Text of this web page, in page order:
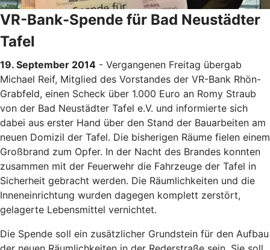
VR-Bank-Spende für Bad Neustädter
Tafel
19. September 2014 - Vergangenen Freitag übergab
Michael Reif, Mitglied des Vorstandes der VR-Bank Rhön-
Grabfeld, einen Scheck über 1.000 Euro an Romy Straub
von der Bad Neustädter Tafel e.V. und informierte sich
dabei aus erster Hand über den Stand der Bauarbeiten am
neuen Domizil der Tafel. Die bisherigen Räume fielen einem
Großbrand zum Opfer. In der Nacht des Brandes konnten
zusammen mit der Feuerwehr die Fahrzeuge der Tafel in
Sicherheit gebracht werden. Die Räumlichkeiten und die
Inneneinrichtung wurden dagegen komplett zerstört,
gelagerte Lebensmittel vernichtet.
Die Spende soll ein zusätzlicher Grundstein für den Aufbau